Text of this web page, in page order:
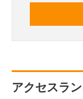
アクセスラ